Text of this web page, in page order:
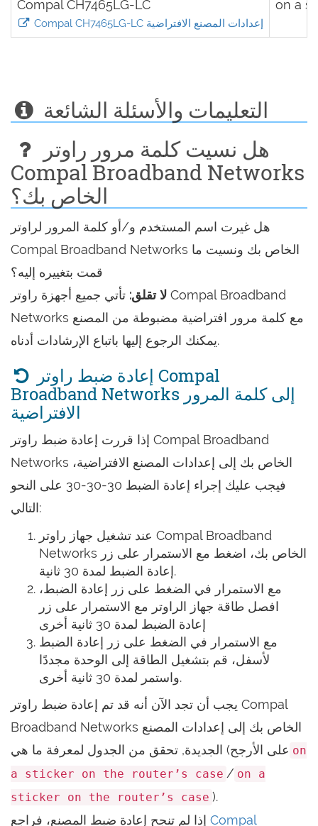
Compal CH7465LG-LC
Compal CH7465LG-LC إعدادات المصنع الافتراضية
on a
التعليمات والأسئلة الشائعة
Compal Broadband Networks
الخاص بك؟
هل غيرت اسم المستخدم و/أو كلمة المرور لراوتر
Compal Broadband Networks الخاص بك ونسيت ما
قمت بتغييره إليه؟
لا تقلق: تأتي جميع أجهزة راوتر Compal Broadband
Networks مع كلمة مرور افتراضية مضبوطة من المصنع
يمكنك الرجوع إليها باتباع الإرشادات أدناه.
Broadband Networks إلى كلمة المرور
الافتراضية
إذا قررت إعادة ضبط راوتر Compal Broadband
Networks الخاص بك إلى إعدادات المصنع الافتراضية،
فيجب عليك إجراء إعادة الضبط 30-30-30 على النحو
التالي:
عند تشغيل جهاز راوتر Compal Broadband
Networks الخاص بك، اضغط مع الاستمرار على زر
إعادة الضبط لمدة 30 ثانية.
مع الاستمرار في الضغط على زر إعادة الضبط،
افصل طاقة جهاز الراوتر مع الاستمرار على زر
إعادة الضبط لمدة 30 ثانية أخرى
مع الاستمرار في الضغط على زر إعادة الضبط
لأسفل، قم بتشغيل الطاقة إلى الوحدة مجددًا
واستمر لمدة 30 ثانية أخرى.
يجب أن تجد الآن أنه قد تم إعادة ضبط راوتر Compal
Broadband Networks الخاص بك إلى إعدادات المصنع
الجديدة, تحقق من الجدول لمعرفة ما هي (على الأرجح on
a sticker on the router’s case / on a
sticker on the router’s case ).
Compal